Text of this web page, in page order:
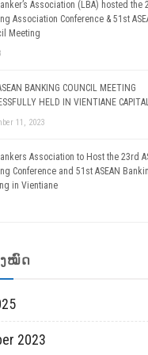
Association (LBA) hosted the
Association Conference & 51st
Meeting
BANKING COUNCIL MEETING
HELD IN VIENTIANE
11, 2023
Association to Host the 23rd
Conference and 51st ASEAN
in Vientiane
ໝົດ
2023